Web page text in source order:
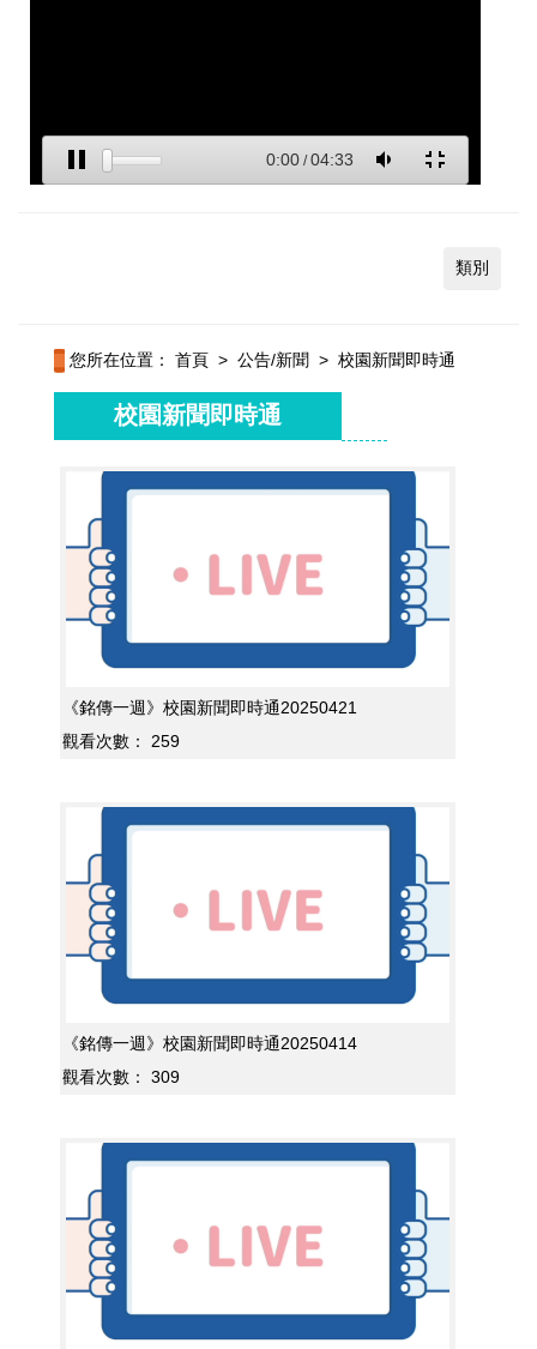
類別
您所在位置： 首頁 > 公告/新聞 > 校園新聞即時通
校園新聞即時通
《銘傳一週》校園新聞即時通20250421
觀看次數：
259
《銘傳一週》校園新聞即時通20250414
觀看次數：
309